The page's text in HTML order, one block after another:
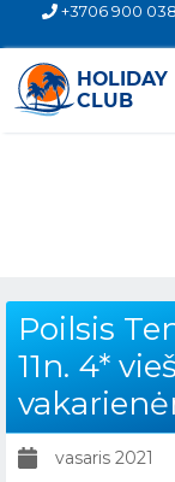
+3706 900
Poilsis
11n. 4*
vasaris 2021